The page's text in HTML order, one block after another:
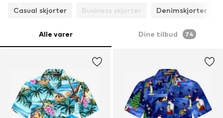
Casual skjorter
Business skjorter Denimskjorter
Alle varer Dine tilbud 74